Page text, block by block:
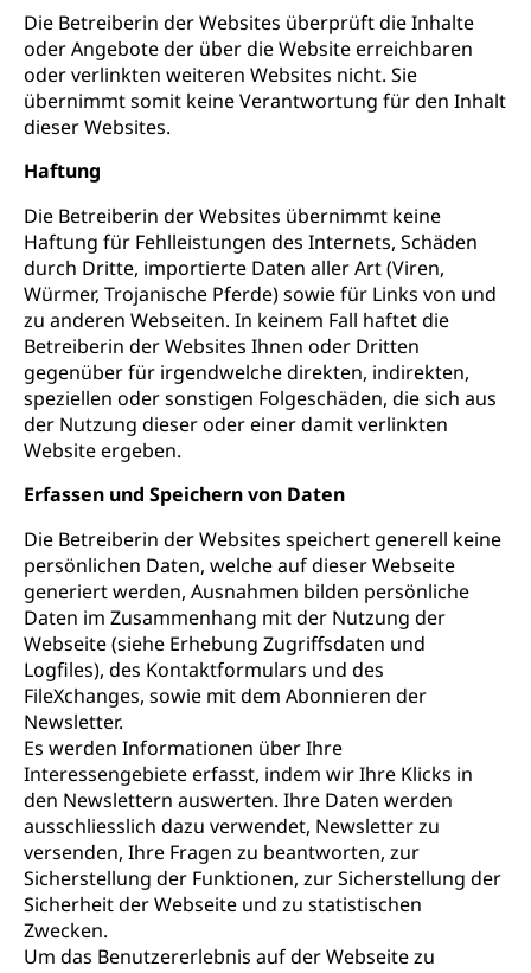
Die Betreiberin der Websites überprüft die Inhalte
oder Angebote der über die Website erreichbaren
oder verlinkten weiteren Websites nicht. Sie
übernimmt somit keine Verantwortung für den Inhalt
dieser Websites.
Haftung
Die Betreiberin der Websites übernimmt keine
Haftung für Fehlleistungen des Internets, Schäden
durch Dritte, importierte Daten aller Art (Viren,
Würmer, Trojanische Pferde) sowie für Links von und
zu anderen Webseiten. In keinem Fall haftet die
Betreiberin der Websites Ihnen oder Dritten
gegenüber für irgendwelche direkten, indirekten,
speziellen oder sonstigen Folgeschäden, die sich aus
der Nutzung dieser oder einer damit verlinkten
Website ergeben.
Erfassen und Speichern von Daten
Die Betreiberin der Websites speichert generell keine
persönlichen Daten, welche auf dieser Webseite
generiert werden, Ausnahmen bilden persönliche
Daten im Zusammenhang mit der Nutzung der
Webseite (siehe Erhebung Zugriffsdaten und
Logfiles), des Kontaktformulars und des
FileXchanges, sowie mit dem Abonnieren der
Newsletter.
Es werden Informationen über Ihre
Interessengebiete erfasst, indem wir Ihre Klicks in
den Newslettern auswerten. Ihre Daten werden
ausschliesslich dazu verwendet, Newsletter zu
versenden, Ihre Fragen zu beantworten, zur
Sicherstellung der Funktionen, zur Sicherstellung der
Sicherheit der Webseite und zu statistischen
Zwecken.
Um das Benutzererlebnis auf der Webseite zu